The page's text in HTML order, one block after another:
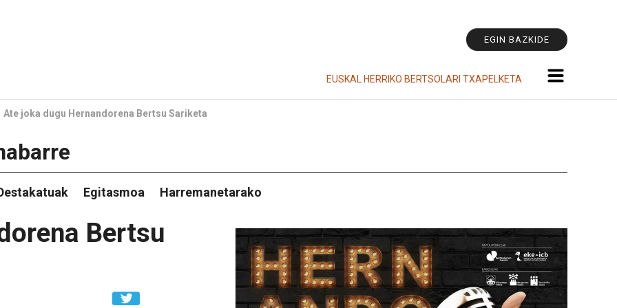
EGIN BAZKIDE
EUSKAL HERRIKO BERTSOLARI TXAPELKETA
Ate joka dugu Hernandorena Bertsu Sariketa
Egitasmoa Harremanetarako
Bertsu